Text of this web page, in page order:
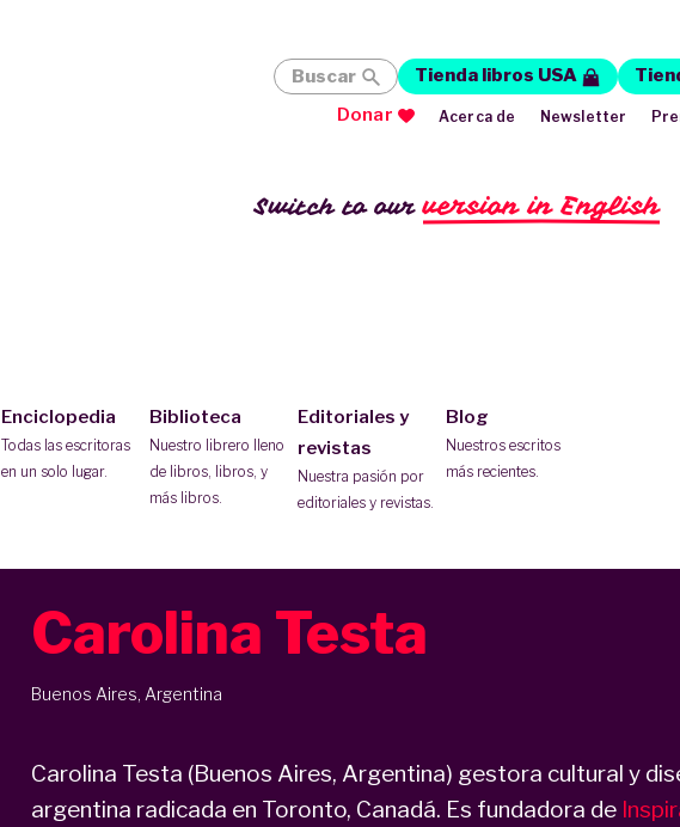
Switch to ourversion in English
Enciclopedia
Todas las escritoras
en un solo lugar.
Biblioteca
Nuestro librero lleno
de libros, libros, y
más libros.
Editoriales y
revistas
Nuestra pasión por
editoriales y revistas.
Blog
Nuestros escritos
más recientes.
Buscar Tienda libros USA
Donar
Acerca de Newsletter
Carolina Testa
Buenos Aires, Argentina
Carolina Testa (Buenos Aires, Argentina) gestora cultural y
argentina radicada en Toronto, Canadá. Es fundadora de